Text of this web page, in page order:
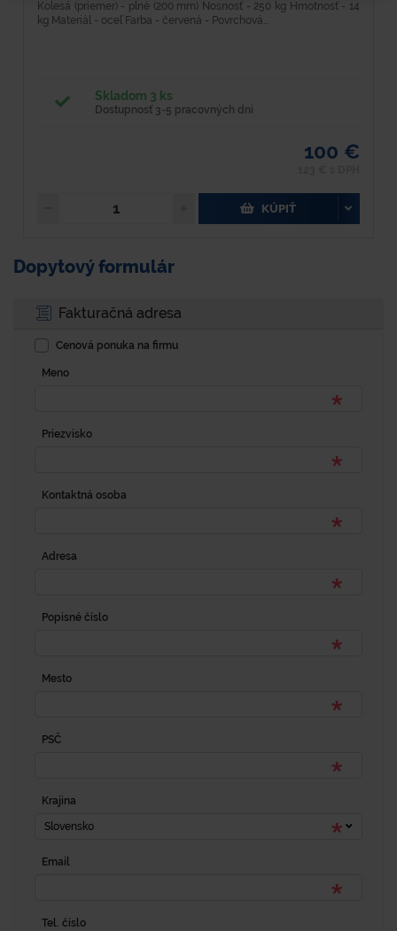
Kolesá (priemer) - plné (200 mm) Nosnosť - 250 kg Hmotnosť - 14
kg Materiál - oceľ Farba - červená - Povrchová...
Skladom 3 ks
Dostupnosť 3-5 pracovných dní
100 €
KÚPIŤ
Dopytový formulár
Fakturačná adresa
Cenová ponuka na firmu
Meno
Priezvisko
Kontaktná osoba
Adresa
Popisné číslo
Mesto
PSČ
Krajina
Slovensko
Email
Tel. číslo